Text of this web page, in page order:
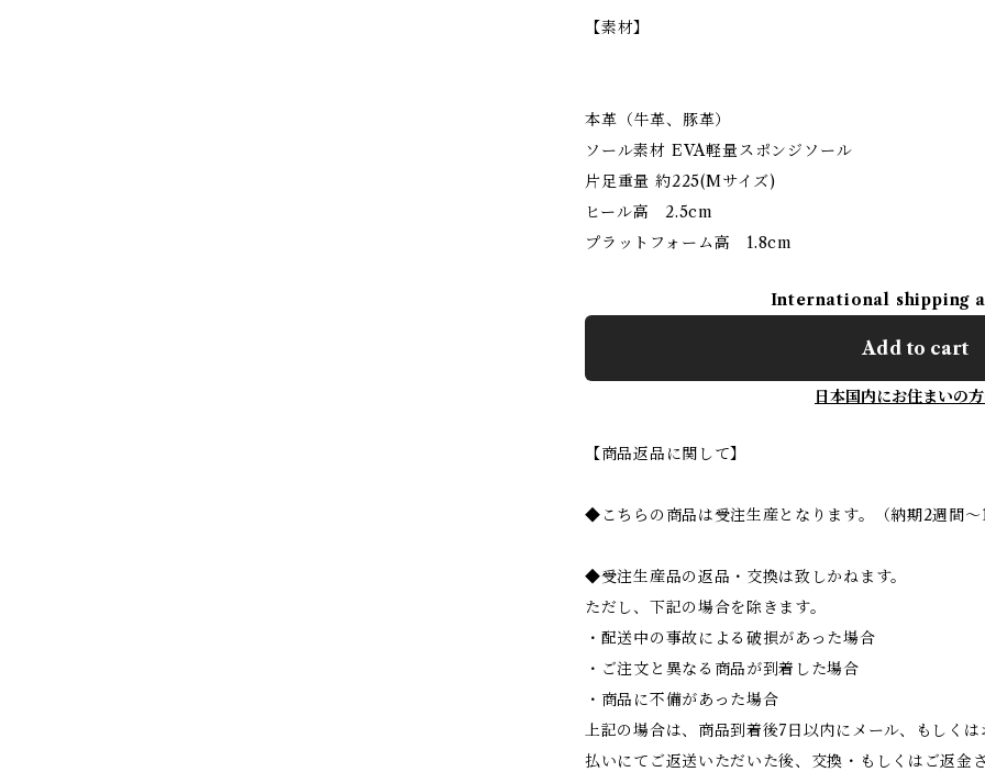
【素材】
本革（牛革、豚革）
ソール素材 EVA軽量スポンジソール
片足重量 約225(Mサイズ)
ヒール高 2.5cm
プラットフォーム高 1.8cm
International shipping
Add to cart
日本国内にお住まいの
【商品返品に関して】
◆こちらの商品は受注生産となります。（納期2週間～1
◆受注生産品の返品・交換は致しかねます。
ただし、下記の場合を除きます。
・配送中の事故による破損があった場合
・ご注文と異なる商品が到着した場合
・商品に不備があった場合
上記の場合は、商品到着後7日以内にメール、もしく
払いにてご返送いただいた後、交換・もしくはご返金